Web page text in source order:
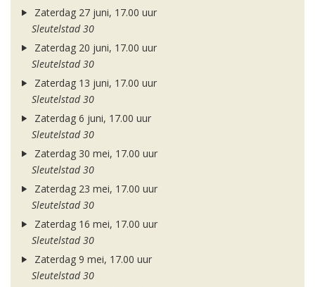
Zaterdag 27 juni, 17.00 uur
Sleutelstad 30
Zaterdag 20 juni, 17.00 uur
Sleutelstad 30
Zaterdag 13 juni, 17.00 uur
Sleutelstad 30
Zaterdag 6 juni, 17.00 uur
Sleutelstad 30
Zaterdag 30 mei, 17.00 uur
Sleutelstad 30
Zaterdag 23 mei, 17.00 uur
Sleutelstad 30
Zaterdag 16 mei, 17.00 uur
Sleutelstad 30
Zaterdag 9 mei, 17.00 uur
Sleutelstad 30